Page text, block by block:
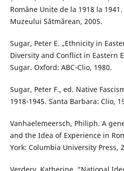
Române Unite de la 1918 la
Muzeului Sătmărean, 2005.
Sugar, Peter E. „Ethnicity in
Diversity and Conflict in Eastern
Sugar. Oxford: ABC-Clio, 1980.
Sugar, Peter F., ed. Native
1918-1945. Santa Barbara: Clio,
Vanhaelemeersch, Philiph. A
and the Idea of Experience in
York: Columbia University Press,